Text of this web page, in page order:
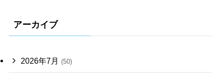
アーカイブ
2026年7月 (50)